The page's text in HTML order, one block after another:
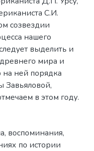
С.И.
созвездии
нашего
выделить и
мира и
на ней порядка
Завьяловой,
в этом году.
, воспоминания,
по истории